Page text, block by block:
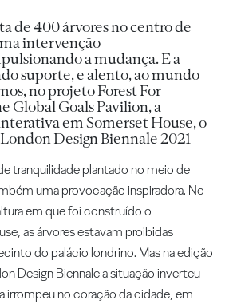
de 400 árvores no centro de
intervenção
a mudança. E a
suporte, e alento, ao mundo
no projeto Forest For
Global Goals Pavilion, a
em Somerset House, o
Design Biennale 2021
tranquilidade plantado no meio de
uma provocação inspiradora. No
em que foi construído o
as árvores estavam proibidas
do palácio londrino. Mas na edição
Design Biennale a situação inverteu-
irrompeu no coração da cidade, em